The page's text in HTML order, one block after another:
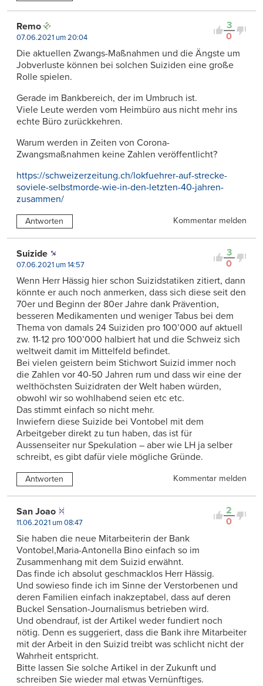
3
0
Remo
07.06.2021 um 20:04
Die aktuellen Zwangs-Maßnahmen und die Ängste um
Jobverluste können bei solchen Suiziden eine große
Rolle spielen.
Gerade im Bankbereich, der im Umbruch ist.
Viele Leute werden vom Heimbüro aus nicht mehr ins
echte Büro zurückkehren.
Warum werden in Zeiten von Corona-
Zwangsmaßnahmen keine Zahlen veröffentlicht?
https://schweizerzeitung.ch/lokfuehrer-auf-strecke-
soviele-selbstmorde-wie-in-den-letzten-40-jahren-
zusammen/
Antworten Kommentar melden
3
0
Suizide
07.06.2021 um 14:57
Wenn Herr Hässig hier schon Suizidstatiken zitiert, dann
könnte er auch noch anmerken, dass sich diese seit den
70er und Beginn der 80er Jahre dank Prävention,
besseren Medikamenten und weniger Tabus bei dem
Thema von damals 24 Suiziden pro 100’000 auf aktuell
zw. 11-12 pro 100’000 halbiert hat und die Schweiz sich
weltweit damit im Mittelfeld befindet.
Bei vielen geistern beim Stichwort Suizid immer noch
die Zahlen vor 40-50 Jahren rum und dass wir eine der
welthöchsten Suizidraten der Welt haben würden,
obwohl wir so wohlhabend seien etc etc.
Das stimmt einfach so nicht mehr.
Inwiefern diese Suizide bei Vontobel mit dem
Arbeitgeber direkt zu tun haben, das ist für
Aussenseiter nur Spekulation – aber wie LH ja selber
schreibt, es gibt dafür viele mögliche Gründe.
Antworten Kommentar melden
2
0
San Joao
11.06.2021 um 08:47
Sie haben die neue Mitarbeiterin der Bank
Vontobel,Maria-Antonella Bino einfach so im
Zusammenhang mit dem Suizid erwähnt.
Das finde ich absolut geschmacklos Herr Hässig.
Und sowieso finde ich im Sinne der Verstorbenen und
deren Familien einfach inakzeptabel, dass auf deren
Buckel Sensation-Journalismus betrieben wird.
Und obendrauf, ist der Artikel weder fundiert noch
nötig. Denn es suggeriert, dass die Bank ihre Mitarbeiter
mit der Arbeit in den Suizid treibt was schlicht nicht der
Wahrheit entspricht.
Bitte lassen Sie solche Artikel in der Zukunft und
schreiben Sie wieder mal etwas Vernünftiges.